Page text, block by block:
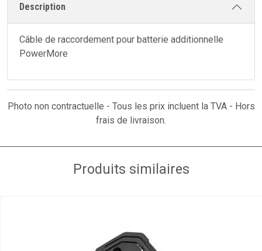
Description
Câble de raccordement pour batterie additionnelle
PowerMore
Photo non contractuelle - Tous les prix incluent la TVA - Hors
frais de livraison.
Produits similaires